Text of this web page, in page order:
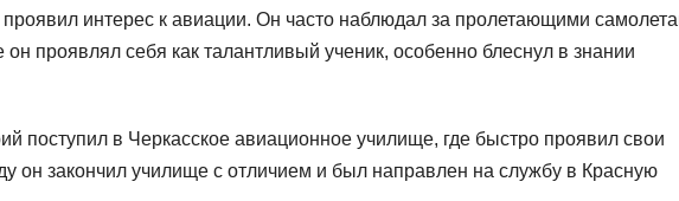
интерес к авиации. Он часто наблюдал за пролетающими
он проявлял себя как талантливый ученик, особенно блеснул в знании
поступил в Черкасское авиационное училище, где быстро проявил свои
он закончил училище с отличием и был направлен на службу в Красную